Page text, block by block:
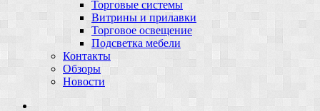
Торговые системы
Витрины и прилавки
Торговое освещение
Подсветка мебели
Контакты
Обзоры
Новости